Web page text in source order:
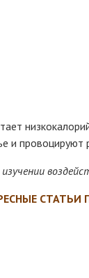
и провоцируют
СТАТЬИ